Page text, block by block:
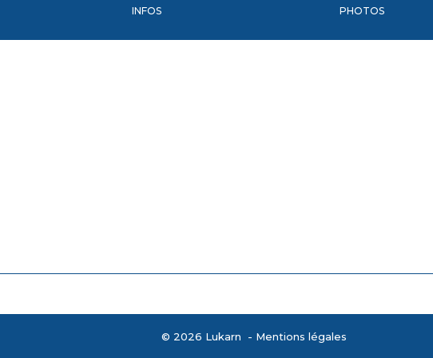
INFOS PHOTOS
© 2026 Lukarn - Mentions légales